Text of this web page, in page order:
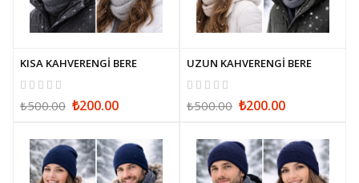
KISA KAHVERENGİ BERE
₺500.00 ₺200.00
UZUN KAHVERENGİ BERE
₺500.00 ₺200.00